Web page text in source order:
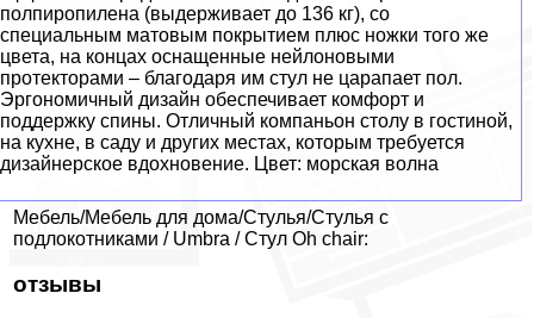
полпиропилена (выдерживает до 136 кг), со
специальным матовым покрытием плюс ножки того же
цвета, на концах оснащенные нейлоновыми
протекторами – благодаря им стул не царапает пол.
Эргономичный дизайн обеспечивает комфорт и
поддержку спины. Отличный компаньон столу в гостиной,
на кухне, в саду и других местах, которым требуется
дизайнерское вдохновение. Цвет: морская волна
Мебель/Мебель для дома/Стулья/Стулья с
подлокотниками / Umbra / Cтул Oh chair:
отзывы